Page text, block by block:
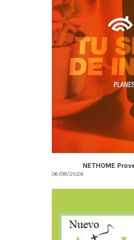
NETHOME
06/08/2026